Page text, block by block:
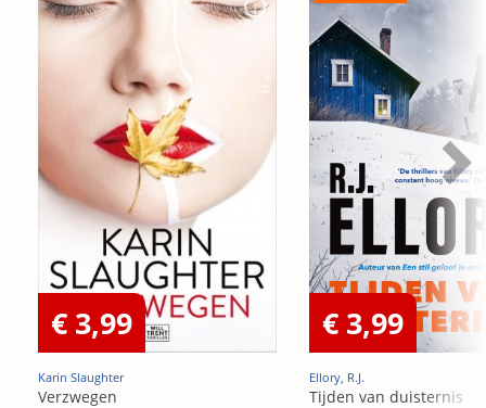
€ 3,99
Karin Slaughter
Verzwegen
€ 3,99
Ellory, R.J.
Tijden van duisternis